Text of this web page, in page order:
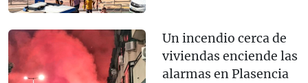
Un incendio cerca de
viviendas enciende las
alarmas en Plasencia